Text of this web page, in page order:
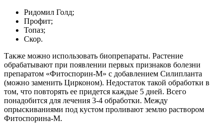
Ридомил Голд;
Профит;
Топаз;
Скор.
Также можно использовать биопрепараты. Растение
обрабатывают при появлении первых признаков болезни
препаратом «Фитоспорин-М» с добавлением Силипланта
(можно заменить Цирконом). Недостаток такой обработки в
том, что повторять ее придется каждые 5 дней. Всего
понадобится для лечения 3-4 обработки. Между
опрыскиваниями под кустом проливают землю раствором
Фитоспорина-М.